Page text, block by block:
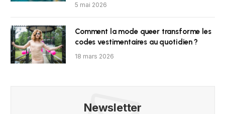
5 mai 2026
Comment la mode queer transforme les
codes vestimentaires au quotidien ?
18 mars 2026
Newsletter